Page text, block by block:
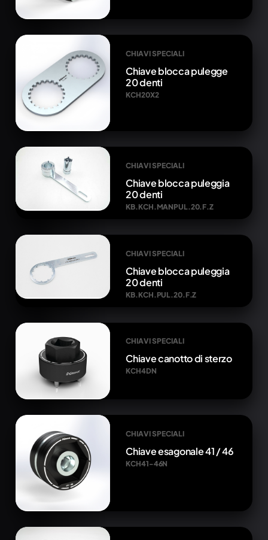
CHIAVI SPECIALI
Chiave blocca pulegge
20 denti
KCH20X2
CHIAVI SPECIALI
Chiave blocca puleggia
20 denti
KB.KCH.MANPUL.20.F.Z
CHIAVI SPECIALI
Chiave blocca puleggia
20 denti
KB.KCH.PUL.20.F.Z
CHIAVI SPECIALI
Chiave canotto di sterzo
KCH4DN
CHIAVI SPECIALI
Chiave esagonale 41 / 46
KCH41-46N